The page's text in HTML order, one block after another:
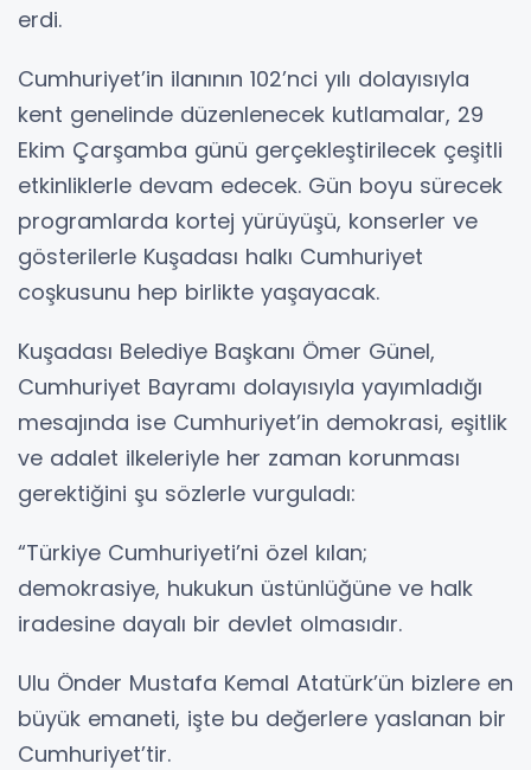
erdi.
Cumhuriyet’in ilanının 102’nci yılı dolayısıyla
kent genelinde düzenlenecek kutlamalar, 29
Ekim Çarşamba günü gerçekleştirilecek çeşitli
etkinliklerle devam edecek. Gün boyu sürecek
programlarda kortej yürüyüşü, konserler ve
gösterilerle Kuşadası halkı Cumhuriyet
coşkusunu hep birlikte yaşayacak.
Kuşadası Belediye Başkanı Ömer Günel,
Cumhuriyet Bayramı dolayısıyla yayımladığı
mesajında ise Cumhuriyet’in demokrasi, eşitlik
ve adalet ilkeleriyle her zaman korunması
gerektiğini şu sözlerle vurguladı:
“Türkiye Cumhuriyeti’ni özel kılan;
demokrasiye, hukukun üstünlüğüne ve halk
iradesine dayalı bir devlet olmasıdır.
Ulu Önder Mustafa Kemal Atatürk’ün bizlere en
büyük emaneti, işte bu değerlere yaslanan bir
Cumhuriyet’tir.